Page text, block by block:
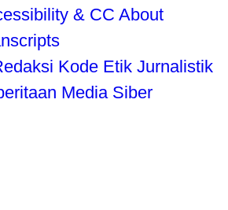
& CC About
Kode Etik Jurnalistik
Media Siber